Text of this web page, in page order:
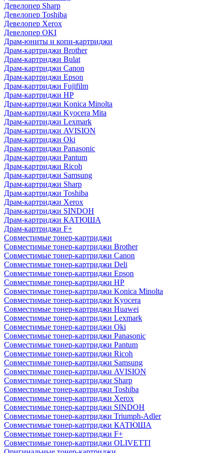
Девелопер Sharp
Девелопер Toshiba
Девелопер Xerox
Девелопер OKI
Драм-юниты и копи-картриджи
Драм-картриджи Brother
Драм-картриджи Bulat
Драм-картриджи Canon
Драм-картриджи Epson
Драм-картриджи Fujifilm
Драм-картриджи HP
Драм-картриджи Konica Minolta
Драм-картриджи Kyocera Mita
Драм-картриджи Lexmark
Драм-картриджи AVISION
Драм-картриджи Oki
Драм-картриджи Panasonic
Драм-картриджи Pantum
Драм-картриджи Ricoh
Драм-картриджи Samsung
Драм-картриджи Sharp
Драм-картриджи Toshiba
Драм-картриджи Xerox
Драм-картриджи SINDOH
Драм-картриджи КАТЮША
Драм-картриджи F+
Совместимые тонер-картриджи
Совместимые тонер-картриджи Brother
Совместимые тонер-картриджи Canon
Совместимые тонер-картриджи Deli
Совместимые тонер-картриджи Epson
Совместимые тонер-картриджи HP
Совместимые тонер-картриджи Konica Minolta
Совместимые тонер-картриджи Kyocera
Совместимые тонер-картриджи Huawei
Совместимые тонер-картриджи Lexmark
Совместимые тонер-картриджи Oki
Совместимые тонер-картриджи Panasonic
Совместимые тонер-картриджи Pantum
Совместимые тонер-картриджи Ricoh
Совместимые тонер-картриджи Samsung
Совместимые тонер-картриджи AVISION
Совместимые тонер-картриджи Sharp
Совместимые тонер-картриджи Toshiba
Совместимые тонер-картриджи Xerox
Совместимые тонер-картриджи SINDOH
Совместимые тонер-картриджи Triumph-Adler
Совместимые тонер-картриджи КАТЮША
Совместимые тонер-картриджи F+
Совместимые тонер-картриджи OLIVETTI